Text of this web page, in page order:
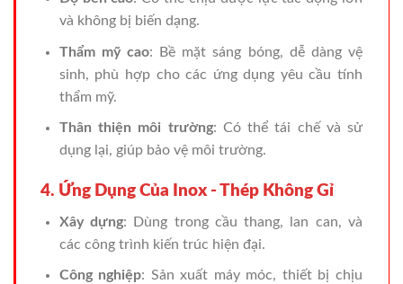
và không bị biến dạng.
Thẩm mỹ cao: Bề mặt sáng bóng, dễ dàng vệ
sinh, phù hợp cho các ứng dụng yêu cầu tính
thẩm mỹ.
Thân thiện môi trường: Có thể tái chế và sử
dụng lại, giúp bảo vệ môi trường.
4. Ứng Dụng Của Inox - Thép Không Gỉ
Xây dựng: Dùng trong cầu thang, lan can, và
các công trình kiến trúc hiện đại.
Công nghiệp: Sản xuất máy móc, thiết bị chịu